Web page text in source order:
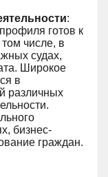
:
готов к
числе, в
судах,
Широкое
в
различных
бизнес-
граждан.